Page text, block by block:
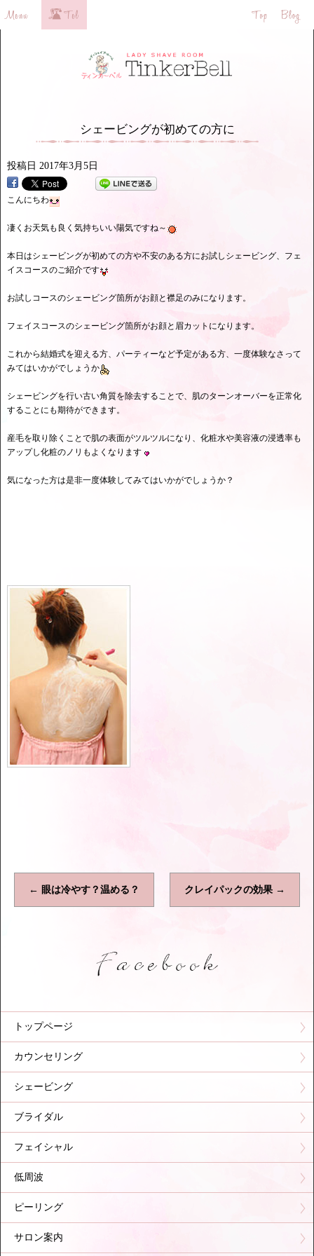
シェービングが初めての方に
投稿日 2017年3月5日
こんにちわ
凄くお天気も良く気持ちいい陽気ですね～
本日はシェービングが初めての方や不安のある方にお試しシェービング、フェ
イスコースのご紹介です
お試しコースのシェービング箇所がお顔と襟足のみになります。
フェイスコースのシェービング箇所がお顔と眉カットになります。
これから結婚式を迎える方、パーティーなど予定がある方、一度体験なさって
みてはいかがでしょうか
シェービングを行い古い角質を除去することで、肌のターンオーバーを正常化
することにも期待ができます。
産毛を取り除くことで肌の表面がツルツルになり、化粧水や美容液の浸透率も
アップし化粧のノリもよくなります
気になった方は是非一度体験してみてはいかがでしょうか？
← 眼は冷やす？温める？ クレイパックの効果 →
トップページ
カウンセリング
シェービング
ブライダル
フェイシャル
低周波
ピーリング
サロン案内